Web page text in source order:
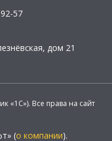
57
дом 21
«1С»). Все права на сайт
(о компании).